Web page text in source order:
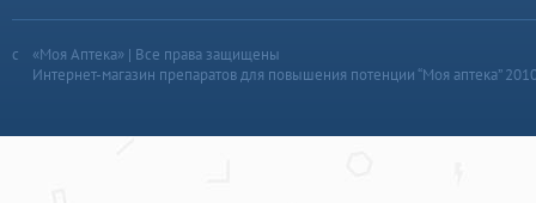
«Моя Аптека» | Все права защищены
Интернет-магазин препаратов для повышения потенции “Моя аптека”